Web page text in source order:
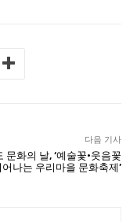
다음 기사
문화의 날, ‘예술꽃·웃음꽃
어나는 우리마을 문화축제’